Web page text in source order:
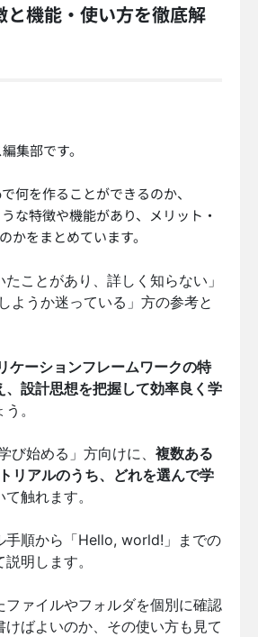
機能・使い方を徹底解
集部です。
何を作ることができるのか、
な特徴や機能があり、メリット・
かをまとめています。
たことがあり、詳しく知らない」
ようか迷っている」方の参考と
ケーションフレームワークの特
、設計思想を把握して効率良く学
。
び始める」方向けに、 複数ある
リアルのうち、どれを選んで学
触れます。
手順から「Hello, world!」までの
明します。
ファイルやフォルダを個別に確認
けばよいのか、その使い方も見て